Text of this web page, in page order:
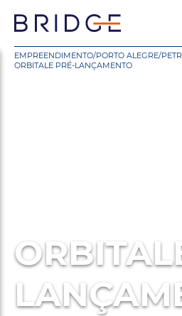
EMPREENDIMENTO/PORTO ALEGRE/
ORBITALE PRÉ-LANÇAMENTO